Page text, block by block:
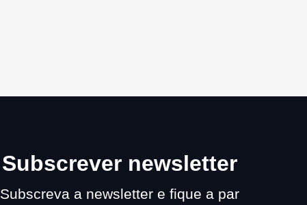
Subscrever newsletter
Subscreva a newsletter e fique a par